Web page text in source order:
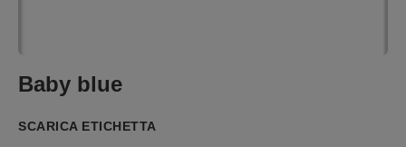
Baby blue
SCARICA ETICHETTA